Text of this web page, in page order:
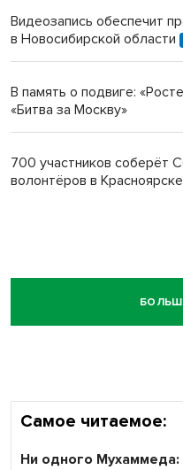
Видеозапись обеспечит
в Новосибирской области
В память о подвиге:
«Битва за Москву»
700 участников соберёт
волонтёров в Красноярске
Самое читаемое:
Ни одного